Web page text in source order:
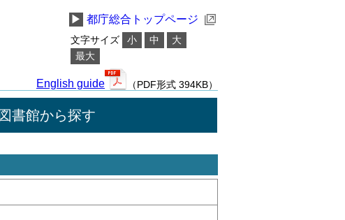
▶ 都庁総合トップページ
文字サイズ 小 中
大
最大
English guide （PDF形式 394KB）
図書館から探す